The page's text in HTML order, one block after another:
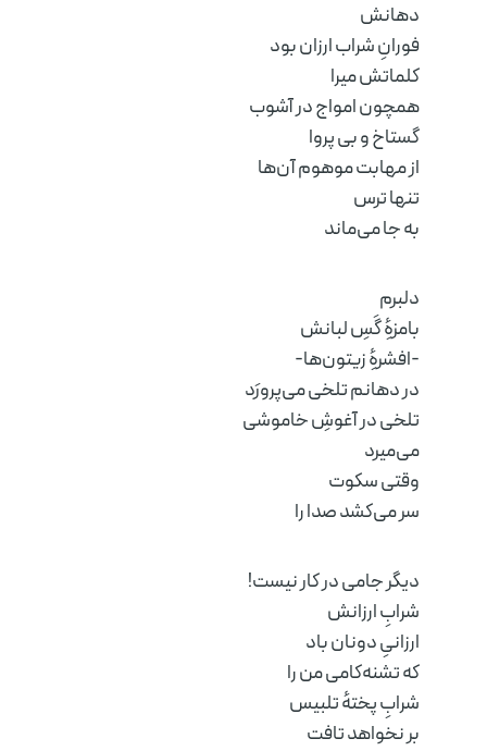
دهانش
فورانِ شراب ارزان بود
کلماتش میرا
همچون امواج در آشوب
گستاخ و بی پروا
از مهابت موهوم آن‌ها
تنها ترس
به جا می‌ماند
دلبرم
بامزهِٔ گَسِ لبانش
-افشرهِٔ زیتون‌ها-
در دهانم تلخی می‌پرورَد
تلخی در آغوشِ خاموشی
می‌میرد
وقتی سکوت
سر می‌کشد صدا‌ را
دیگر جامی در کار نیست!
شرابِ ارزانش
ارزانیِ دونان باد
که تشنه‌کامی من را
شرابِ پختهٔ تلبیس
بر نخواهد تافت
Subscribe to
به روز باشید! آخرین خبر ها و بهترین
پست ها را در ایمیل خود دریافت کنید